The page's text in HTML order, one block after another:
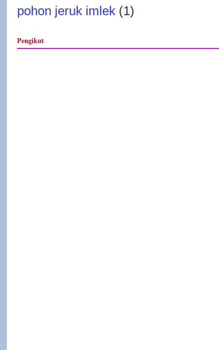
pohon jeruk imlek (1)
Pengikut